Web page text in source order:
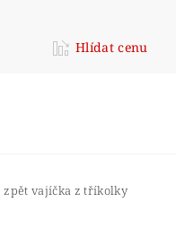
Hlídat cenu
zpět vajíčka z tříkolky